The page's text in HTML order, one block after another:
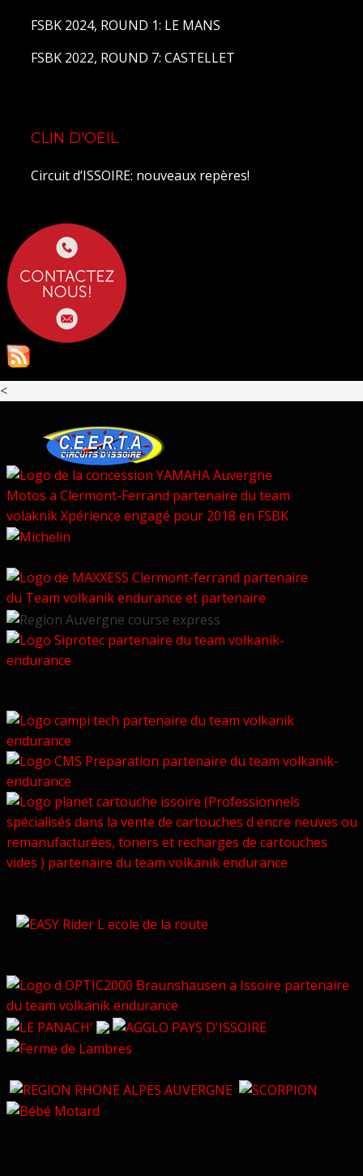
FSBK 2024, ROUND 1: LE MANS
FSBK 2022, ROUND 7: CASTELLET
CLIN D'OEIL
Circuit d’ISSOIRE: nouveaux repères!
<